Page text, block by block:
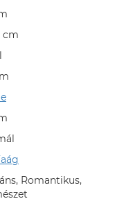
cm
Romantikus,